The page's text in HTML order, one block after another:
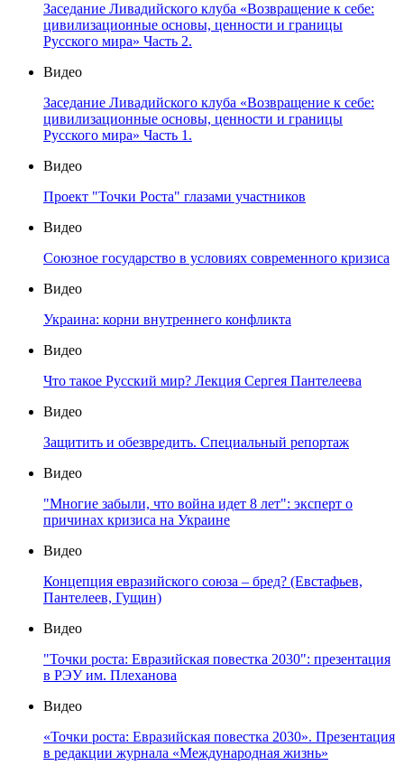
Заседание Ливадийского клуба «Возвращение к себе:
цивилизационные основы, ценности и границы
Русского мира» Часть 2.
Видео
Заседание Ливадийского клуба «Возвращение к себе:
цивилизационные основы, ценности и границы
Русского мира» Часть 1.
Видео
Проект "Точки Роста" глазами участников
Видео
Союзное государство в условиях современного кризиса
Видео
Украина: корни внутреннего конфликта
Видео
Что такое Русский мир? Лекция Сергея Пантелеева
Видео
Защитить и обезвредить. Специальный репортаж
Видео
"Многие забыли, что война идет 8 лет": эксперт о
причинах кризиса на Украине
Видео
Концепция евразийского союза – бред? (Евстафьев,
Пантелеев, Гущин)
Видео
"Точки роста: Евразийская повестка 2030": презентация
в РЭУ им. Плеханова
Видео
«Точки роста: Евразийская повестка 2030». Презентация
в редакции журнала «Международная жизнь»